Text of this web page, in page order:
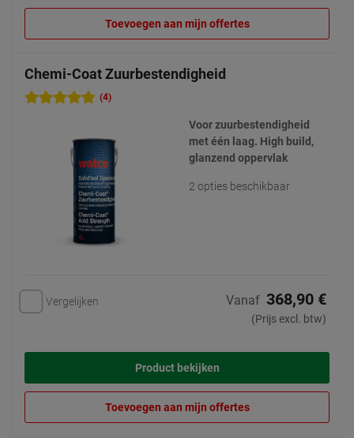
Toevoegen aan mijn offertes
Chemi-Coat Zuurbestendigheid
(4)
Voor zuurbestendigheid
met één laag. High build,
glanzend oppervlak
2 opties beschikbaar
Vergelijken Vanaf 368,90 €
(Prijs excl. btw)
Product bekijken
Toevoegen aan mijn offertes